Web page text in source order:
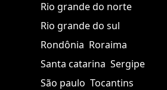
Rio grande do norte
Rio grande do sul
Rondônia Roraima
Santa catarina Sergipe
São paulo Tocantins